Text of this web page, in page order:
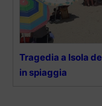
Tragedia a Isola
in spiaggia